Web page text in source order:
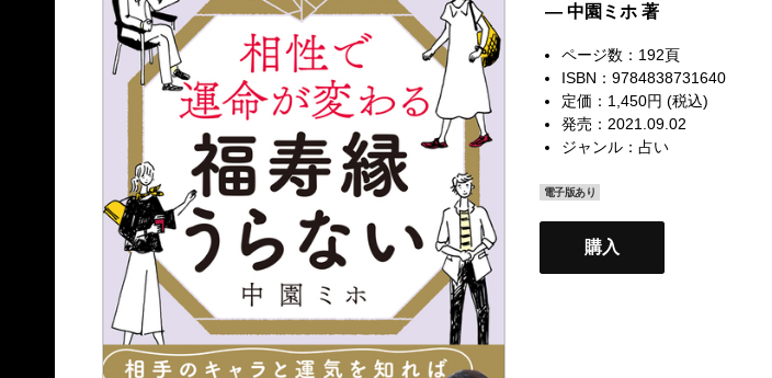
— 中園ミホ 著
ページ数：192頁
ISBN：9784838731640
定価：1,450円 (税込)
発売：2021.09.02
ジャンル： 占い
電子版あり
購入